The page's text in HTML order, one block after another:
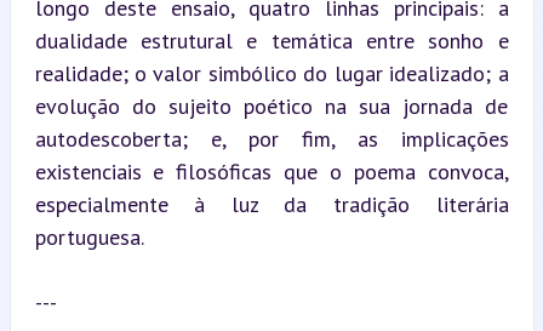
longo deste ensaio, quatro linhas principais: a
dualidade estrutural e temática entre sonho e
realidade; o valor simbólico do lugar idealizado; a
evolução do sujeito poético na sua jornada de
autodescoberta; e, por fim, as implicações
existenciais e filosóficas que o poema convoca,
especialmente à luz da tradição literária
portuguesa.
---